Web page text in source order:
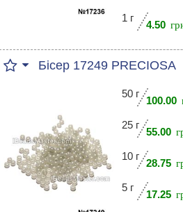
1 г
4.50
Бісер 17249 PRECIOSA
50 г
100.00
25 г
55.00
10 г
28.75
5 г
17.25